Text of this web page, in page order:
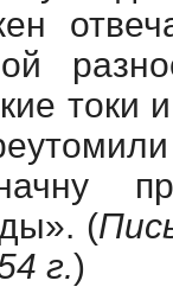
токи
(
г.)